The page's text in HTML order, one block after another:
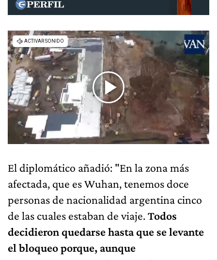
El diplomático añadió: "En la zona más
afectada, que es Wuhan, tenemos doce
personas de nacionalidad argentina cinco
de las cuales estaban de viaje.Todos
decidieron quedarse hasta que se levante
el bloqueo porque, aunque